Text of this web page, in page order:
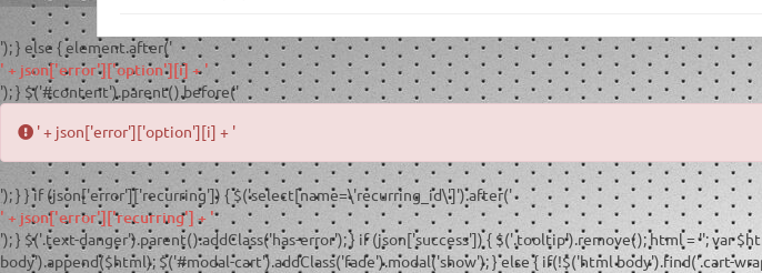
'); } else { element.after('
' + json['error']['option'][i] + '
'); } $('#content').parent().before('
' + json['error']['option'][i] + '
'); } } if (json['error']['recurring']) { $('select[name=\'recurring_id\']').after('
' + json['error']['recurring'] + '
'); } $('.text-danger').parent().addClass('has-error'); } if (json['success']) { $('.tooltip').remove(); html = ''; var
body').append($html); $('#modal-cart').addClass('fade').modal('show'); } else { if(!$('html body').find('.cart-